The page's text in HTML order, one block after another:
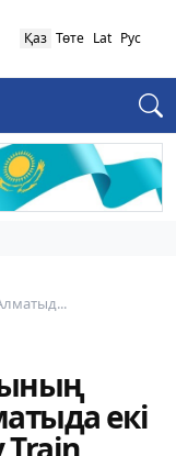
Қаз Төте Lat Рус
екі